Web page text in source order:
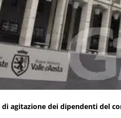
di agitazione dei dipendenti del